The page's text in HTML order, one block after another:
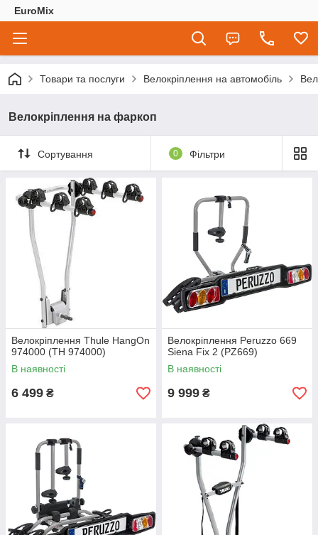
EuroMix
Товари та послуги Велокріплення на автомобіль
Велокріплення на фаркоп
Сортування 0 Фільтри
Велокріплення Thule HangOn
974000 (TH 974000)
В наявності
6 499 ₴
Велокріплення Peruzzo 669
Siena Fix 2 (PZ669)
В наявності
9 999 ₴